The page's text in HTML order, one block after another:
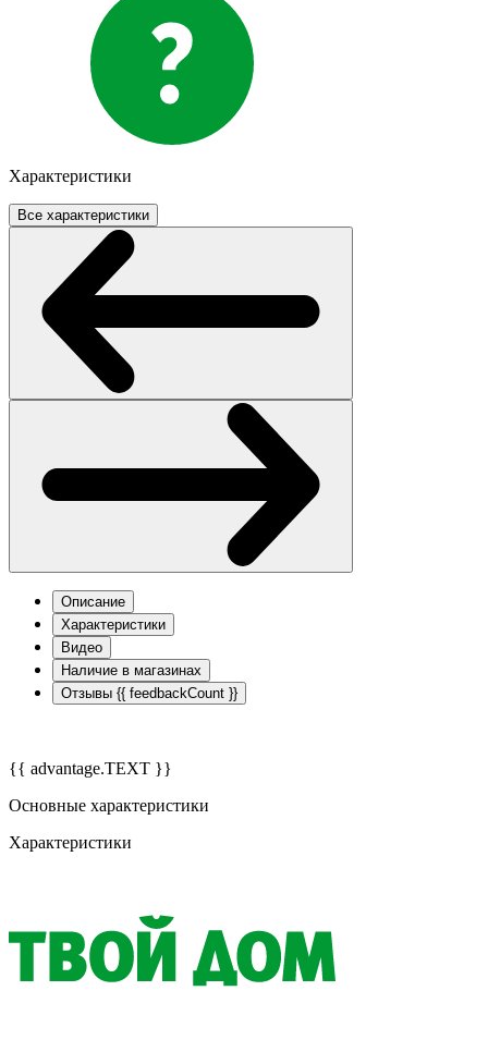
Характеристики
Все характеристики
Описание
Характеристики
Видео
Наличие в магазинах
Отзывы {{ feedbackCount }}
{{ advantage.TEXT }}
Основные характеристики
Характеристики